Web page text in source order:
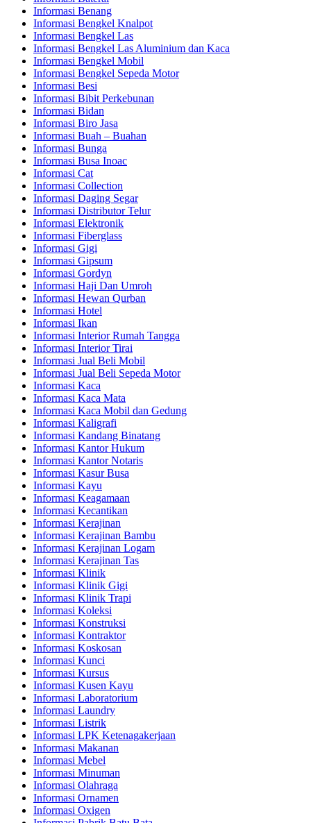
Informasi Benang
Informasi Bengkel Knalpot
Informasi Bengkel Las
Informasi Bengkel Las Aluminium dan Kaca
Informasi Bengkel Mobil
Informasi Bengkel Sepeda Motor
Informasi Besi
Informasi Bibit Perkebunan
Informasi Bidan
Informasi Biro Jasa
Informasi Buah – Buahan
Informasi Bunga
Informasi Busa Inoac
Informasi Cat
Informasi Collection
Informasi Daging Segar
Informasi Distributor Telur
Informasi Elektronik
Informasi Fiberglass
Informasi Gigi
Informasi Gipsum
Informasi Gordyn
Informasi Haji Dan Umroh
Informasi Hewan Qurban
Informasi Hotel
Informasi Ikan
Informasi Interior Rumah Tangga
Informasi Interior Tirai
Informasi Jual Beli Mobil
Informasi Jual Beli Sepeda Motor
Informasi Kaca
Informasi Kaca Mata
Informasi Kaca Mobil dan Gedung
Informasi Kaligrafi
Informasi Kandang Binatang
Informasi Kantor Hukum
Informasi Kantor Notaris
Informasi Kasur Busa
Informasi Kayu
Informasi Keagamaan
Informasi Kecantikan
Informasi Kerajinan
Informasi Kerajinan Bambu
Informasi Kerajinan Logam
Informasi Kerajinan Tas
Informasi Klinik
Informasi Klinik Gigi
Informasi Klinik Trapi
Informasi Koleksi
Informasi Konstruksi
Informasi Kontraktor
Informasi Koskosan
Informasi Kunci
Informasi Kursus
Informasi Kusen Kayu
Informasi Laboratorium
Informasi Laundry
Informasi Listrik
Informasi LPK Ketenagakerjaan
Informasi Makanan
Informasi Mebel
Informasi Minuman
Informasi Olahraga
Informasi Ornamen
Informasi Oxigen